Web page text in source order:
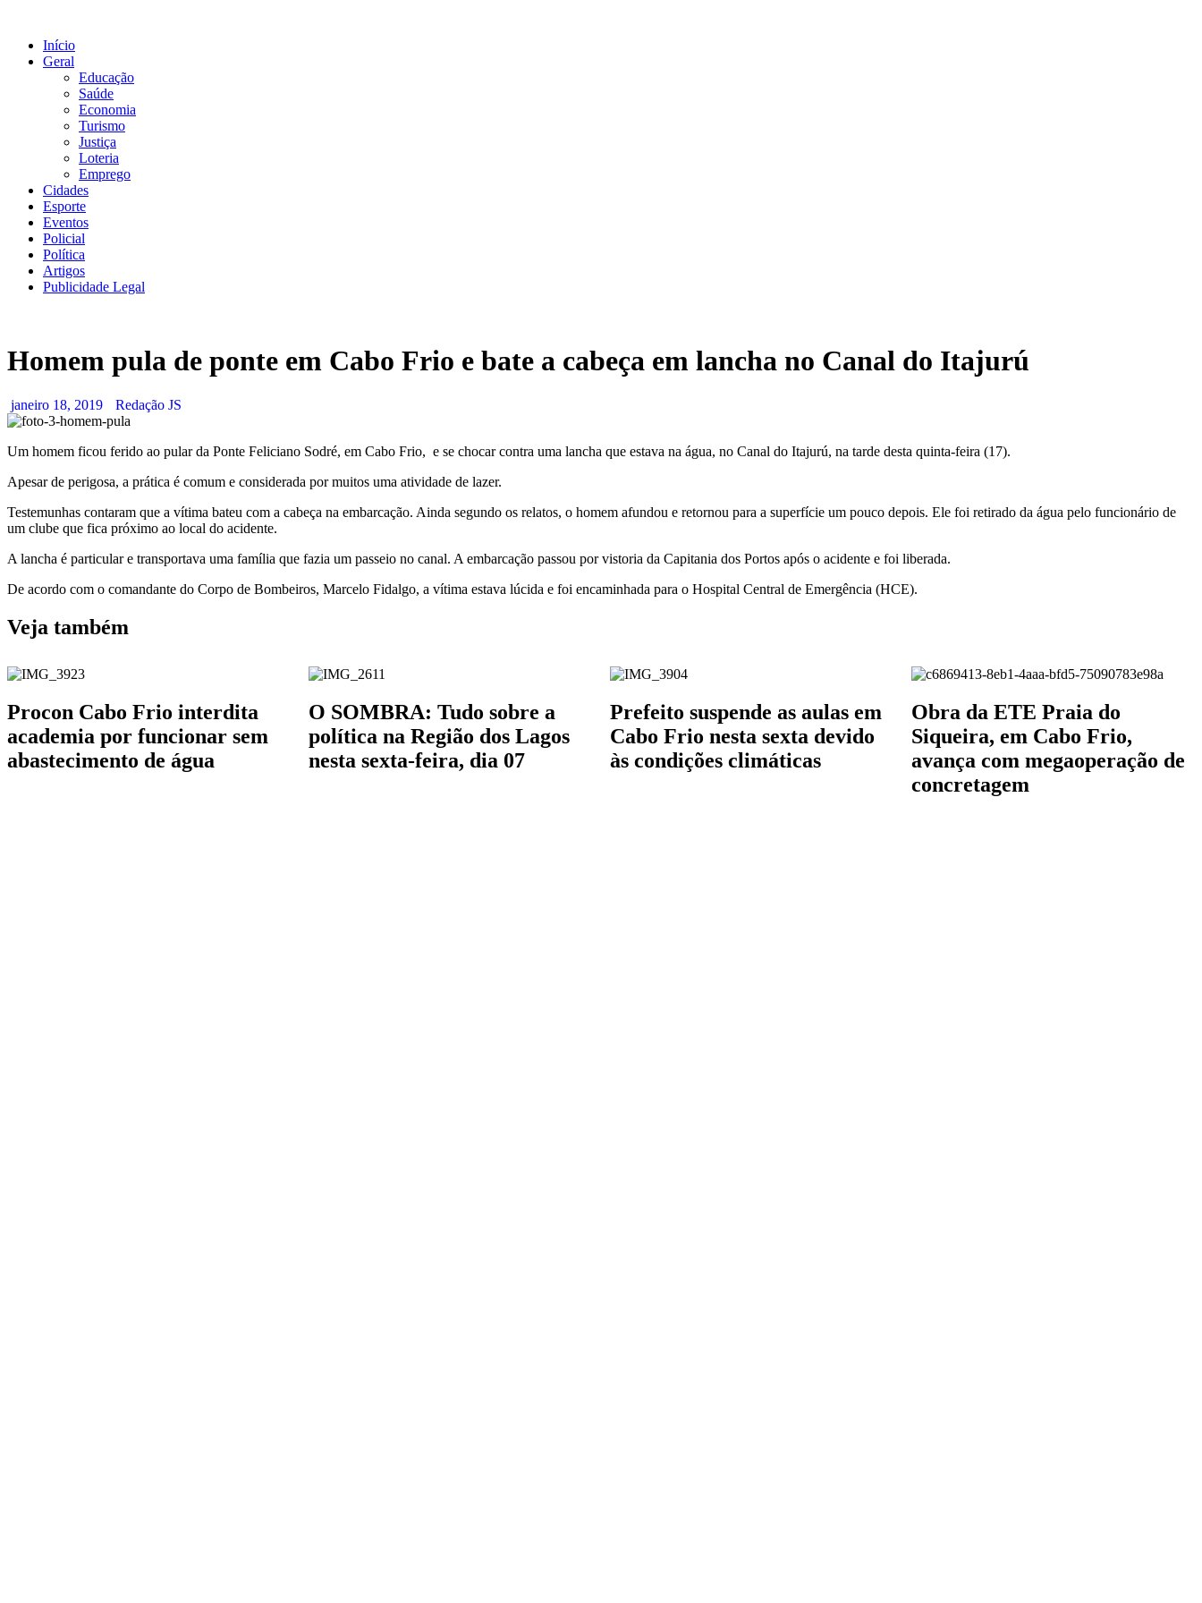
conteúdo
Início
Geral
Educação
Saúde
Economia
Turismo
Justiça
Loteria
Emprego
Cidades
Esporte
Eventos
Policial
Política
Artigos
Publicidade Legal
Homem pula de ponte em Cabo Frio e bate a cabeça em lancha no Canal do Itajurú
janeiro 18, 2019 Redação JS
Um homem ficou ferido ao pular da Ponte Feliciano Sodré, em Cabo Frio, e se chocar contra uma lancha que estava na água, no Canal do Itajurú, na tarde desta quinta-feira (17).
Apesar de perigosa, a prática é comum e considerada por muitos uma atividade de lazer.
Testemunhas contaram que a vítima bateu com a cabeça na embarcação. Ainda segundo os relatos, o homem afundou e retornou para a superfície um pouco depois. Ele foi retirado da água pelo funcionário de
um clube que fica próximo ao local do acidente.
A lancha é particular e transportava uma família que fazia um passeio no canal. A embarcação passou por vistoria da Capitania dos Portos após o acidente e foi liberada.
De acordo com o comandante do Corpo de Bombeiros, Marcelo Fidalgo, a vítima estava lúcida e foi encaminhada para o Hospital Central de Emergência (HCE).
Veja também
Procon Cabo Frio interdita
academia por funcionar sem
abastecimento de água
O SOMBRA: Tudo sobre a
política na Região dos Lagos
nesta sexta-feira, dia 07
Prefeito suspende as aulas em
Cabo Frio nesta sexta devido
às condições climáticas
Obra da ETE Praia do
Siqueira, em Cabo Frio,
avança com megaoperação de
concretagem